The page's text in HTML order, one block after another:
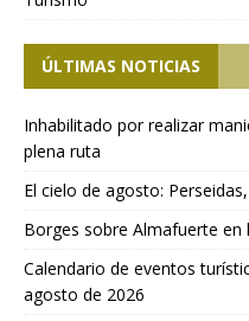
ÚLTIMAS NOTICIAS
Inhabilitado por realizar
plena ruta
El cielo de agosto:
Borges sobre Almafuerte en
Calendario de eventos
agosto de 2026